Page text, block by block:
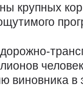
крупных
виновника в